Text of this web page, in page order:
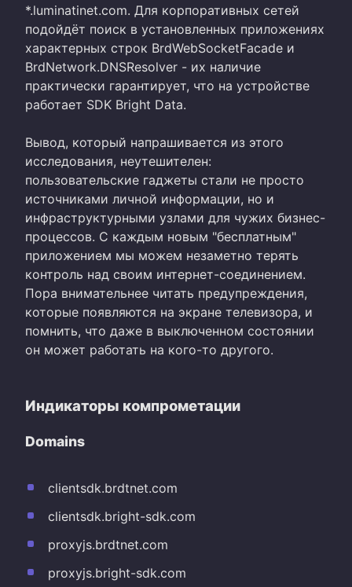
*.luminatinet.com. Для корпоративных сетей
подойдёт поиск в установленных приложениях
характерных строк BrdWebSocketFacade и
BrdNetwork.DNSResolver - их наличие
практически гарантирует, что на устройстве
работает SDK Bright Data.
Вывод, который напрашивается из этого
исследования, неутешителен:
пользовательские гаджеты стали не просто
источниками личной информации, но и
инфраструктурными узлами для чужих бизнес-
процессов. С каждым новым "бесплатным"
приложением мы можем незаметно терять
контроль над своим интернет-соединением.
Пора внимательнее читать предупреждения,
которые появляются на экране телевизора, и
помнить, что даже в выключенном состоянии
он может работать на кого-то другого.
Индикаторы компрометации
Domains
clientsdk.brdtnet.com
clientsdk.bright-sdk.com
proxyjs.brdtnet.com
proxyjs.bright-sdk.com